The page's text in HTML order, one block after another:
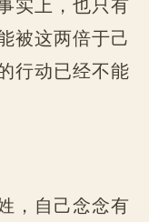
被这两倍于己
行动已经不能
，自己念念有